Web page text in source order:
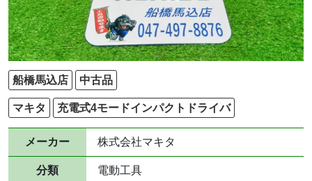
船橋馬込店 中古品
マキタ 充電式4モードインパクトドライバ
メーカー 株式会社マキタ
分類 電動工具